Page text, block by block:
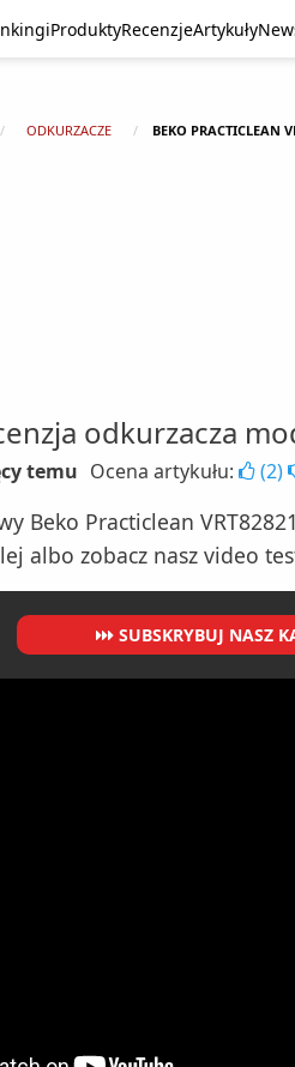
ProduktyRecenzjeArtykuły
ODKURZACZE BEKO PRACTICLEAN
odkurzacza
temu Ocena artykułu: (2)
Beko Practiclean
albo zobacz nasz video
SUBSKRYBUJ NASZ